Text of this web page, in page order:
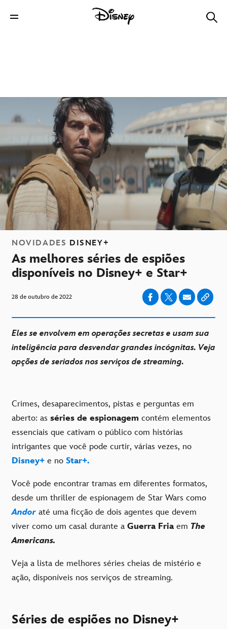
NOVIDADES DISNEY+
As melhores séries de espiões
disponíveis no Disney+ e Star+
28 de outubro de 2022
Eles se envolvem em operações secretas e usam sua
inteligência para desvendar grandes incógnitas. Veja
opções de seriados nos serviços de streaming.
Crimes, desaparecimentos, pistas e perguntas em
aberto: as séries de espionagem contém elementos
essenciais que cativam o público com histórias
intrigantes que você pode curtir, várias vezes, no
Disney+ e no Star+.
Você pode encontrar tramas em diferentes formatos,
desde um thriller de espionagem de Star Wars como
Andor até uma ficção de dois agentes que devem
viver como um casal durante a Guerra Friaem The
Americans.
Veja a lista de melhores séries cheias de mistério e
ação, disponíveis nos serviços de streaming.
Séries de espiões no Disney+